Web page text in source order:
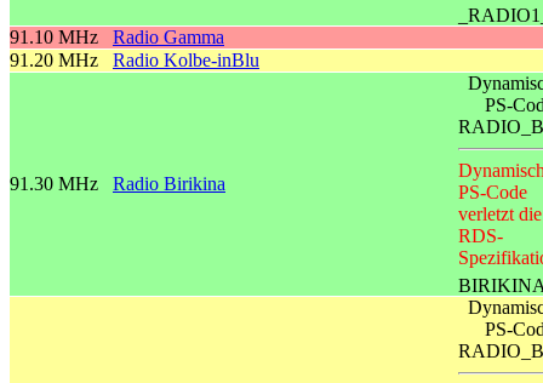
91.10 MHz
Radio Gamma
91.20 MHz
Radio Kolbe-inBlu
91.30 MHz Radio Birikina
PS-
PS-Code
verletzt die
RDS-
PS-